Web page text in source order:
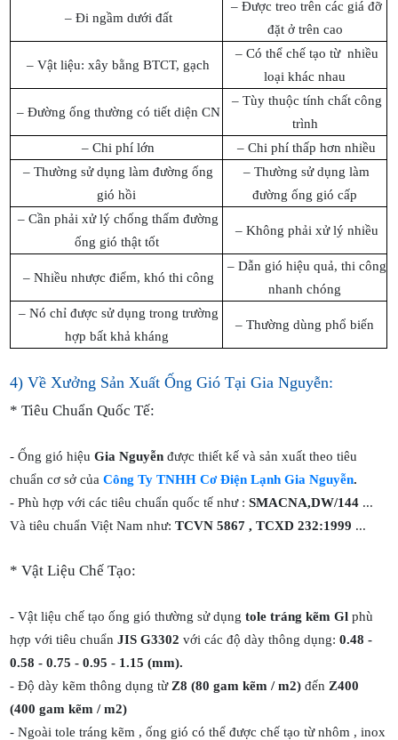
– Đi ngầm dưới đất
– Được treo trên các giá đỡ
đặt ở trên cao
– Vật liệu: xây bằng BTCT, gạch
– Có thể chế tạo từ nhiều
loại khác nhau
– Đường ống thường có tiết diện CN
– Tùy thuộc tính chất công
trình
– Chi phí lớn
– Chi phí thấp hơn nhiều
– Thường sử dụng làm đường ống
gió hồi
– Thường sử dụng làm
đường ống gió cấp
– Cần phải xử lý chống thấm đường
ống gió thật tốt
– Không phải xử lý nhiều
– Nhiều nhược điểm, khó thi công
– Dẫn gió hiệu quả, thi công
nhanh chóng
– Nó chỉ được sử dụng trong trường
hợp bất khả kháng
– Thường dùng phổ biến
4) Về Xưởng Sản Xuất Ống Gió Tại Gia Nguyễn:
* Tiêu Chuẩn Quốc Tế:
- Ống gió hiệuGia Nguyễn được thiết kế và sản xuất theo tiêu
chuẩn cơ sở củaCông Ty TNHH Cơ Điện Lạnh Gia Nguyễn.
- Phù hợp với các tiêu chuẩn quốc tế như :SMACNA,DW/144 ...
Và tiêu chuẩn Việt Nam như:TCVN 5867 , TCXD 232:1999 ...
* Vật Liệu Chế Tạo:
- Vật liệu chế tạo ống gió thường sử dụngtole tráng kẽm Gl phù
hợp với tiêu chuẩnJIS G3302với các độ dày thông dụng:0.48 -
0.58 - 0.75 - 0.95 - 1.15 (mm).
- Độ dày kẽm thông dụng từZ8 (80 gam kẽm / m2) đến Z400
(400 gam kẽm / m2)
- Ngoài tole tráng kẽm , ống gió có thể được chế tạo từ nhôm , inox